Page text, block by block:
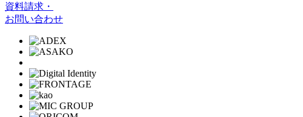
資料請求・
お問い合わせ